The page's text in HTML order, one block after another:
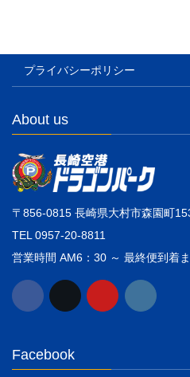
プライバシーポリシー
About us
〒856-0815 長崎県大村市森園町
TEL 0957-20-8811
営業時間 AM6：30 ～ 最終便到着
Facebook